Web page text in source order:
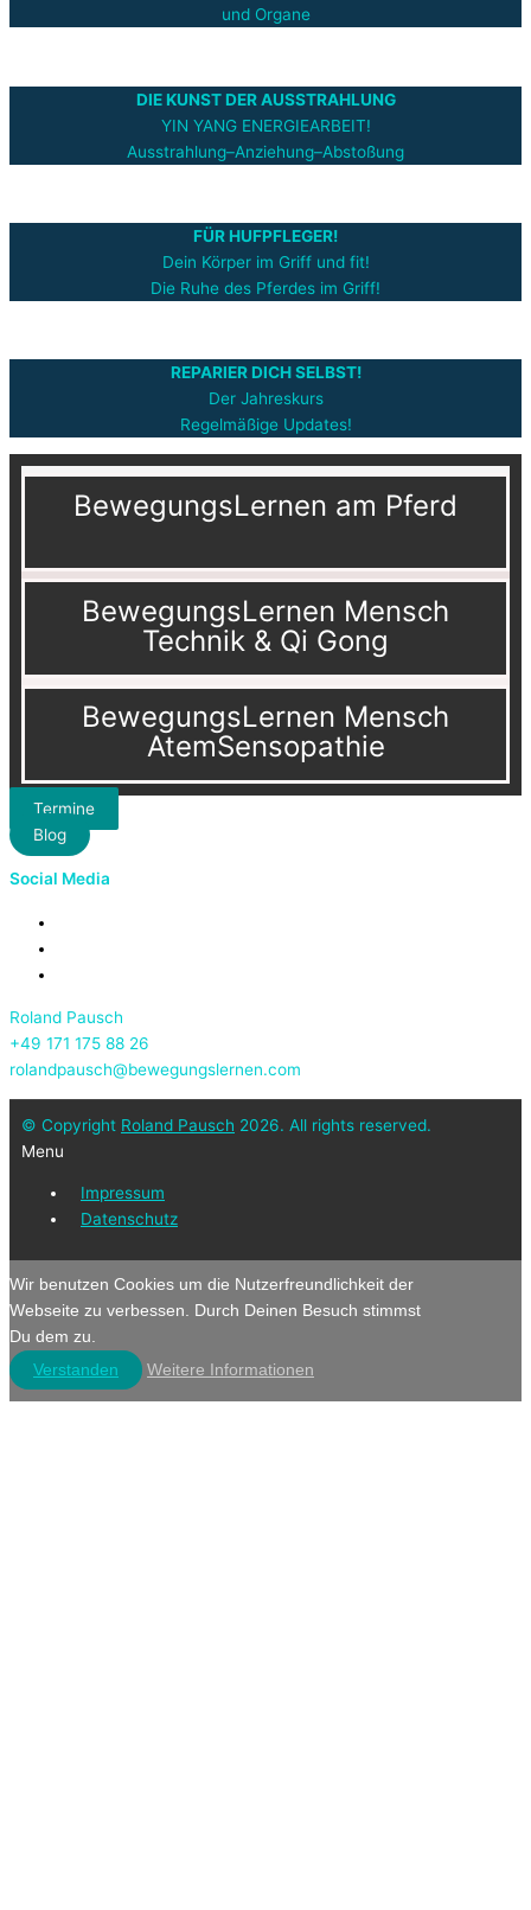
und Organe
DIE KUNST DER AUSSTRAHLUNG
YIN YANG ENERGIEARBEIT!
Ausstrahlung–Anziehung–Abstoßung
FÜR HUFPFLEGER!
Dein Körper im Griff und fit!
Die Ruhe des Pferdes im Griff!
REPARIER DICH SELBST!
Der Jahreskurs
Regelmäßige Updates!
BewegungsLernen am Pferd
BewegungsLernen Mensch
Technik & Qi Gong
BewegungsLernen Mensch
AtemSensopathie
Termine
Blog
Social Media
Roland Pausch
+49 171 175 88 26
rolandpausch@bewegungslernen.com
© Copyright Roland Pausch 2026. All rights reserved.
Menu
Impressum
Datenschutz
Wir benutzen Cookies um die Nutzerfreundlichkeit der
Webseite zu verbessen. Durch Deinen Besuch stimmst
Du dem zu.
Verstanden
Weitere Informationen